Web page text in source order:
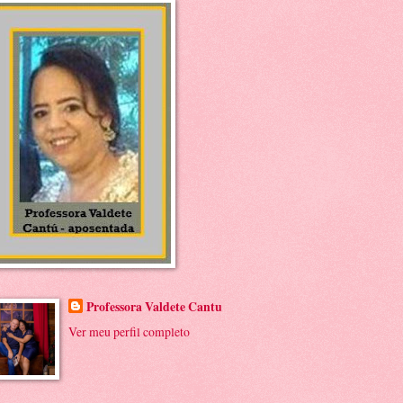
Professora Valdete Cantu
Ver meu perfil completo